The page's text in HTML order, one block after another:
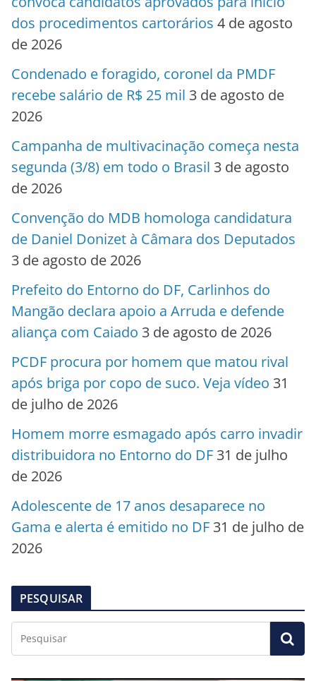
dos procedimentos cartorários 4 de agosto
de 2026
Condenado e foragido, coronel da PMDF
recebe salário de R$ 25 mil 3 de agosto de
2026
Campanha de multivacinação começa nesta
segunda (3/8) em todo o Brasil 3 de agosto
de 2026
Convenção do MDB homologa candidatura
de Daniel Donizet à Câmara dos Deputados
3 de agosto de 2026
Prefeito do Entorno do DF, Carlinhos do
Mangão declara apoio a Arruda e defende
aliança com Caiado 3 de agosto de 2026
PCDF procura por homem que matou rival
após briga por copo de suco. Veja vídeo 31
de julho de 2026
Homem morre esmagado após carro invadir
distribuidora no Entorno do DF 31 de julho
de 2026
Adolescente de 17 anos desaparece no
Gama e alerta é emitido no DF 31 de julho de
2026
PESQUISAR